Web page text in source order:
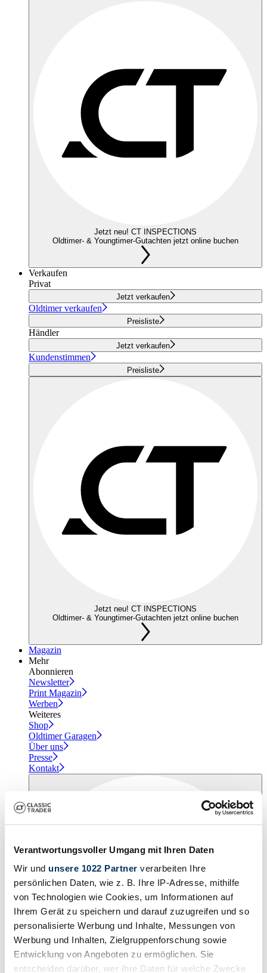
Verantwortungsvoller Umgang mit Ihren Daten
Wir und unsere 1022 Partner verarbeiten Ihre
persönlichen Daten, wie z. B. Ihre IP-Adresse, mithilfe
von Technologien wie Cookies, um Informationen auf
Ihrem Gerät zu speichern und darauf zuzugreifen und so
personalisierte Werbung und Inhalte, Messungen von
Werbung und Inhalten, Zielgruppenforschung sowie
Entwicklung von Angeboten zu ermöglichen. Sie
entscheiden darüber, wer Ihre Daten für welche Zwecke
Jetzt neu! CT INSPECTIONS
Oldtimer- & Youngtimer-Gutachten jetzt online buchen
Verkaufen
Privat
Jetzt verkaufen
Oldtimer verkaufen
Preisliste
Händler
Jetzt verkaufen
Kundenstimmen
Preisliste
Jetzt neu! CT INSPECTIONS
Oldtimer- & Youngtimer-Gutachten jetzt online buchen
Magazin
Mehr
Abonnieren
Newsletter
Print Magazin
Werben
Weiteres
Shop
Oldtimer Garagen
Über uns
Presse
Kontakt